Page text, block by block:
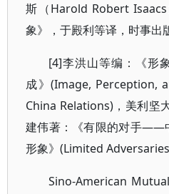
斯（Harold Robert
象》，于殿利等译，时事出
[4]李洪山等编：《形
成》(Image, Perception,
China Relations)，美利坚
建伟著：《有限的对手——
形象》(Limited
Sino-American